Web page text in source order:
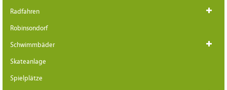
Radfahren
Robinsondorf
Schwimmbäder
Skateanlage
Spielplätze